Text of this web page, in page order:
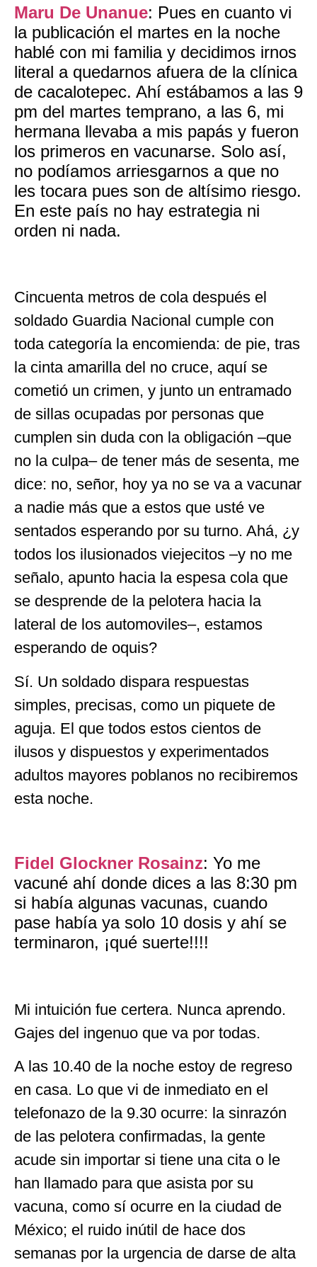
Maru De Unanue: Pues en cuanto vi
la publicación el martes en la noche
hablé con mi familia y decidimos irnos
literal a quedarnos afuera de la clínica
de cacalotepec. Ahí estábamos a las 9
pm del martes temprano, a las 6, mi
hermana llevaba a mis papás y fueron
los primeros en vacunarse. Solo así,
no podíamos arriesgarnos a que no
les tocara pues son de altísimo riesgo.
En este país no hay estrategia ni
orden ni nada.
Cincuenta metros de cola después el
soldado Guardia Nacional cumple con
toda categoría la encomienda: de pie, tras
la cinta amarilla del no cruce, aquí se
cometió un crimen, y junto un entramado
de sillas ocupadas por personas que
cumplen sin duda con la obligación –que
no la culpa– de tener más de sesenta, me
dice: no, señor, hoy ya no se va a vacunar
a nadie más que a estos que usté ve
sentados esperando por su turno. Ahá, ¿y
todos los ilusionados viejecitos –y no me
señalo, apunto hacia la espesa cola que
se desprende de la pelotera hacia la
lateral de los automoviles–, estamos
esperando de oquis?
Sí. Un soldado dispara respuestas
simples, precisas, como un piquete de
aguja. El que todos estos cientos de
ilusos y dispuestos y experimentados
adultos mayores poblanos no recibiremos
esta noche.
Fidel Glockner Rosainz: Yo me
vacuné ahí donde dices a las 8:30 pm
si había algunas vacunas, cuando
pase había ya solo 10 dosis y ahí se
terminaron, ¡qué suerte!!!!
Mi intuición fue certera. Nunca aprendo.
Gajes del ingenuo que va por todas.
A las 10.40 de la noche estoy de regreso
en casa. Lo que vi de inmediato en el
telefonazo de la 9.30 ocurre: la sinrazón
de las pelotera confirmadas, la gente
acude sin importar si tiene una cita o le
han llamado para que asista por su
vacuna, como sí ocurre en la ciudad de
México; el ruido inútil de hace dos
semanas por la urgencia de darse de alta